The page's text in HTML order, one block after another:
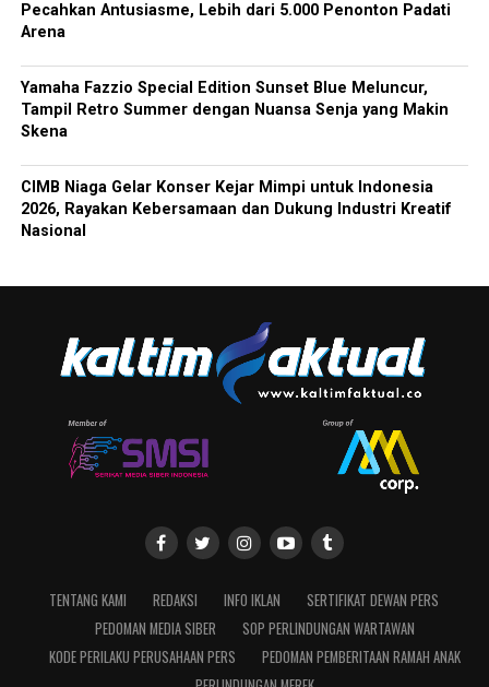
Pecahkan Antusiasme, Lebih dari 5.000 Penonton Padati
Arena
Yamaha Fazzio Special Edition Sunset Blue Meluncur,
Tampil Retro Summer dengan Nuansa Senja yang Makin
Skena
CIMB Niaga Gelar Konser Kejar Mimpi untuk Indonesia
2026, Rayakan Kebersamaan dan Dukung Industri Kreatif
Nasional
TENTANG KAMI REDAKSI INFO IKLAN
SERTIFIKAT DEWAN PERS
PEDOMAN MEDIA SIBER
SOP PERLINDUNGAN WARTAWAN
KODE PERILAKU PERUSAHAAN PERS
PEDOMAN PEMBERITAAN RAMAH ANAK